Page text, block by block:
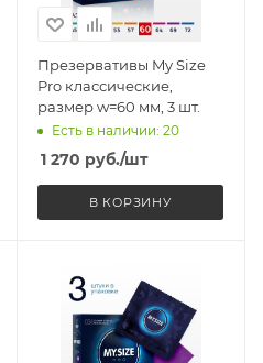
Презервативы My Size
Pro классические,
размер w=60 мм, 3 шт.
Есть в наличии: 20
1 270 руб./шт
В КОРЗИНУ